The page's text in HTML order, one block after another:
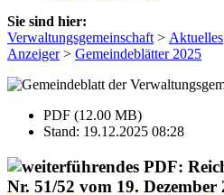
Sie sind hier:
Verwaltungsgemeinschaft > Aktuelles
Anzeiger> Gemeindeblätter 2025
PDF (12.00 MB)
Stand: 19.12.2025 08:28